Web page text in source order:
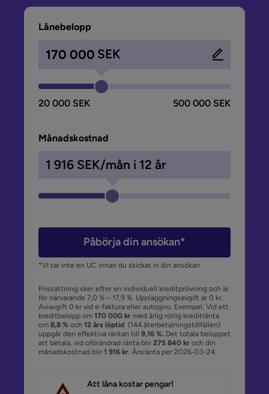
Lånebelopp
SEK
20 000 SEK 500 000 SEK
Månadskostnad
1 916 SEK/mån i 12 år
Påbörja din ansökan*
*Vi tar inte en UC innan du skickat in din ansökan
Prissättning sker efter en individuell kreditprövning och är
för närvarande 7,0 % – 17,9 %. Uppläggningsavgift är 0 kr.
Aviavgift 0 kr vid e-faktura eller autogiro. Exempel: Vid ett
kreditbelopp om 170 000 kr med årlig rörlig kreditränta
om 8,8 % och 12 års löptid (144 återbetalningstillfällen)
uppgår den effektiva räntan till 9,16 %. Det totala beloppet
att betala, vid oförändrad ränta blir 275 840 kr och din
månadskostnad blir 1 916 kr. Årsränta per 2026-03-24.
Att låna kostar pengar!